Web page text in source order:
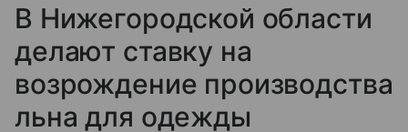
В Нижегородской области
делают ставку на
возрождение производства
льна для одежды